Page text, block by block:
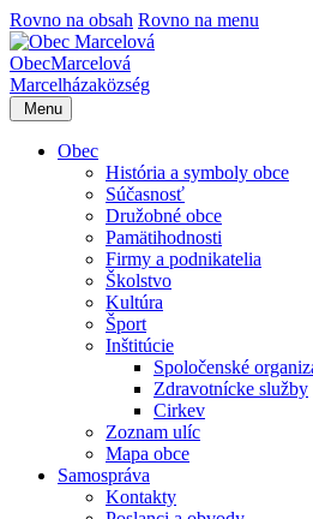
Rovno na obsah Rovno na menu
ObecMarcelová
Marcelházaközség
Menu
Obec
História a symboly obce
Súčasnosť
Družobné obce
Pamätihodnosti
Firmy a podnikatelia
Školstvo
Kultúra
Šport
Inštitúcie
Spoločenské
Zdravotnícke služby
Cirkev
Zoznam ulíc
Mapa obce
Samospráva
Kontakty